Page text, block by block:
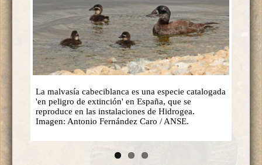
La malvasía cabeciblanca es una especie catalogada
'en peligro de extinción' en España, que se
reproduce en las instalaciones de Hidrogea.
Imagen: Antonio Fernández Caro / ANSE.